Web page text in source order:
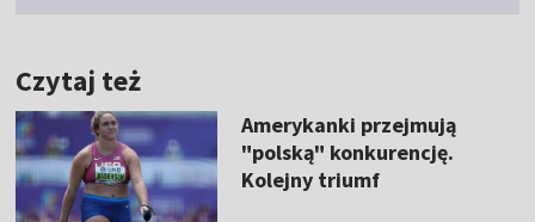
Czytaj też
Amerykanki przejmują
"polską" konkurencję.
Kolejny triumf